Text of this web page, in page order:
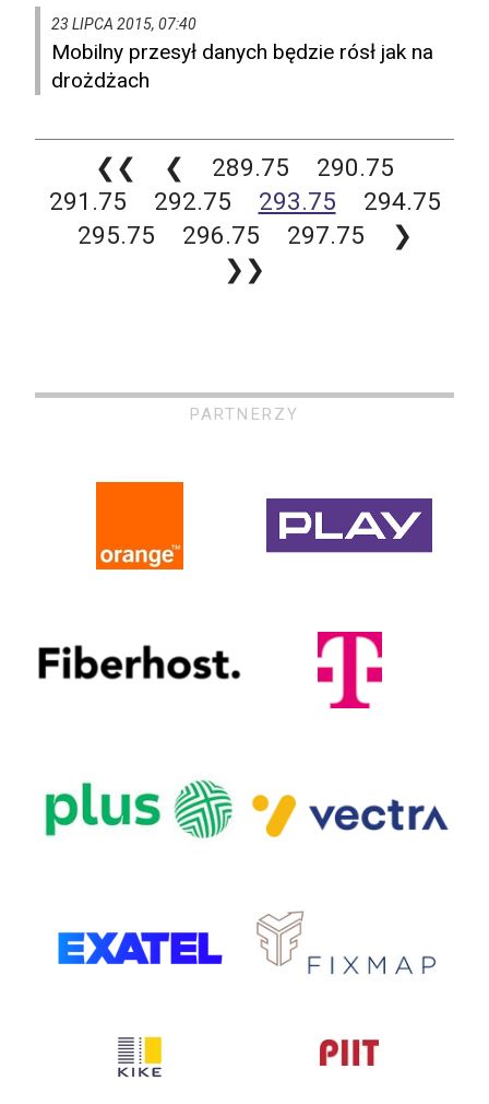
23 LIPCA 2015, 07:40
Mobilny przesył danych będzie rósł jak na
drożdżach
❮❮ ❮ 289.75
290.75
291.75
292.75 293.75
294.75
295.75
296.75 297.75
❯
❯❯
PARTNERZY